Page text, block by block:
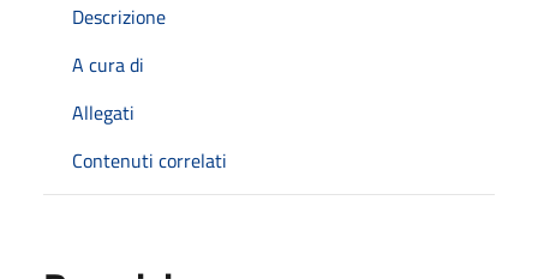
Descrizione
A cura di
Allegati
Contenuti correlati